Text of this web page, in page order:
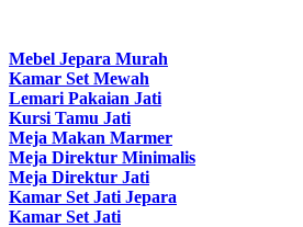
Mebel Jepara Murah
Kamar Set Mewah
Lemari Pakaian Jati
Kursi Tamu Jati
Meja Makan Marmer
Meja Direktur Minimalis
Meja Direktur Jati
Kamar Set Jati Jepara
Kamar Set Jati